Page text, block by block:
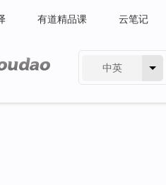
有道精品课 云笔记
中英